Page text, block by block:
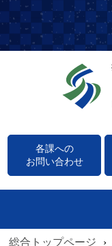
各課への
お問い合わせ
総合トップページ ›